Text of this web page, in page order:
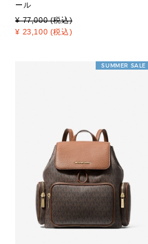
ール
¥ 77,000 (税込)
¥ 23,100 (税込)
SUMMER SALE